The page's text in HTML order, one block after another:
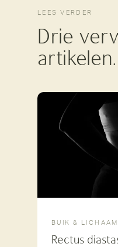
LEES VERDER
Drie
artikelen.
BUIK & LICHAAM
Rectus